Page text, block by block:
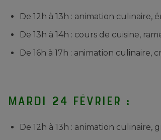
De 12h à 13h : animation
De 13h à 14h : cours de cuisine,
De 16h à 17h : animation
Mardi 24 février :
De 12h à 13h : animation culinaire,